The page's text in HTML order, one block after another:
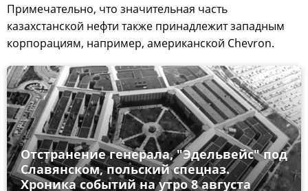
Примечательно, что значительная часть
казахстанской нефти также принадлежит западным
корпорациям, например, американской Chevron.
Отстранение генерала, "Эдельвейс" под
Славянском, польский спецназ.
Хроника событий на утро 8 августа